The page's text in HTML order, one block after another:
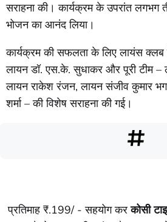
सराहना की। कार्यक्रम के उपरांत लगभग
भोजन का आनंद लिया।
कार्यक्रम की सफलता के लिए लायंस क्लब
लायन डॉ. एस.के. सुधाकर और पूरी टीम –
लायन राकेश रंजन, लायन संजीव कुमार
शर्मा – की विशेष सराहना की गई।
प्रतिमाह ₹.199/ - सहयोग करकोसी